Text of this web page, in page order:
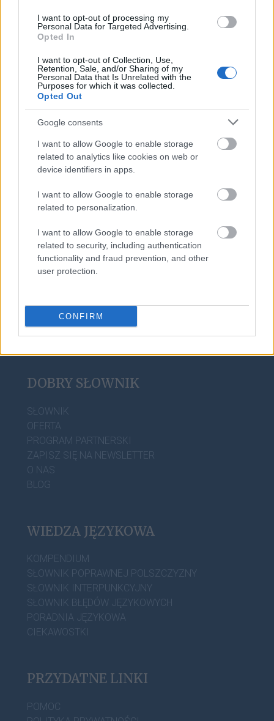
I want to opt-out of processing my
Personal Data for Targeted Advertising.
Opted In
I want to opt-out of Collection, Use,
Retention, Sale, and/or Sharing of my
Personal Data that Is Unrelated with the
Purposes for which it was collected.
Opted Out
Google consents
I want to allow Google to enable storage
related to analytics like cookies on web or
device identifiers in apps.
I want to allow Google to enable storage
related to personalization.
I want to allow Google to enable storage
related to security, including authentication
functionality and fraud prevention, and other
user protection.
CONFIRM
boysband
Bóg
sylabotoniczny
DOBRY SŁOWNIK
SŁOWNIK
OFERTA
PROGRAM PARTNERSKI
ZAPISZ SIĘ NA NEWSLETTER
O NAS
BLOG
WIEDZA JĘZYKOWA
KOMPENDIUM
SŁOWNIK POPRAWNEJ POLSZCZYZNY
SŁOWNIK INTERPUNKCYJNY
SŁOWNIK BŁĘDÓW JĘZYKOWYCH
PORADNIA JĘZYKOWA
CIEKAWOSTKI
PRZYDATNE LINKI
POMOC